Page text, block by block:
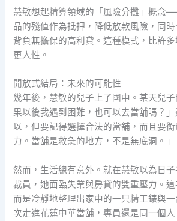
慧敏想起精算領域的「風險分攤」概念
品的殘值作為抵押，降低放款風險，同
背負無擔保的高利貸。這種模式，比許多
更人性。
開放式結局：未來的可能性
幾年後，慧敏的兒子上了國中。某天兒
果以後我遇到困難，也可以去當舖嗎？
以，但要記得選擇合法的當舖，而且要
力。當舖是救急的地方，不是無底洞。」
然而，生活總有意外。就在慧敏以為日
裁員，她面臨失業與房貸的雙重壓力。這
而是冷靜地整理出家中的一只精工錶與
次走進花蓮中華當舖，專員還是同一個人